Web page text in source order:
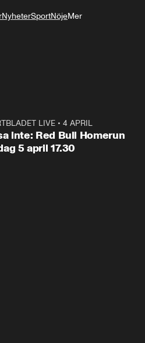
NyheterSportNöjeMer
LIVE •4 APRIL
inte: Red Bull Homerun
5 april 17.30